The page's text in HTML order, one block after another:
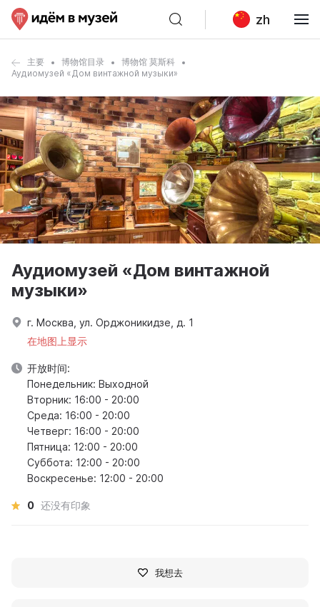
zh
主要 博物馆目录
博物馆 莫斯科
Аудиомузей «Дом винтажной музыки»
Аудиомузей «Дом винтажной
музыки»
г. Москва, ул. Орджоникидзе, д. 1
在地图上显示
开放时间:
Понедельник: Выходной
Вторник: 16:00 - 20:00
Среда: 16:00 - 20:00
Четверг: 16:00 - 20:00
Пятница: 12:00 - 20:00
Суббота: 12:00 - 20:00
Воскресенье: 12:00 - 20:00
0 还没有印象
我想去